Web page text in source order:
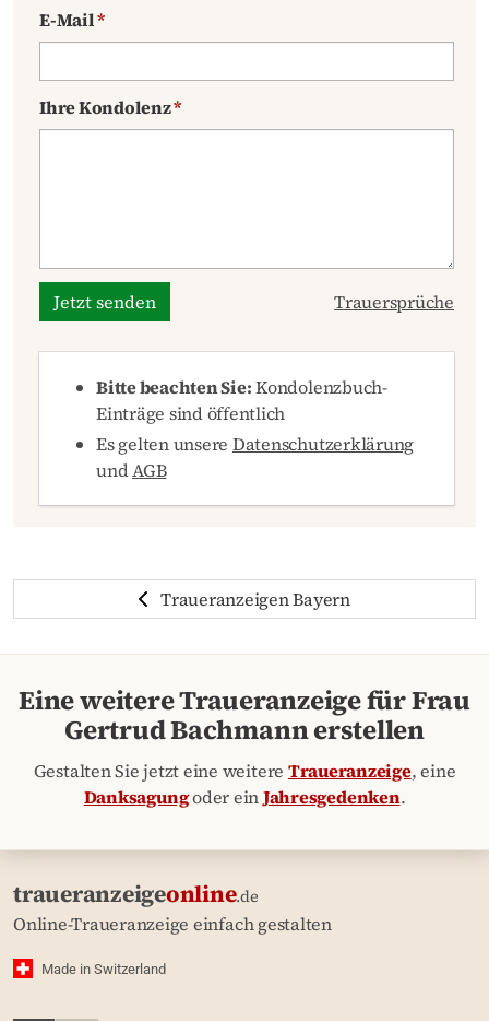
E-Mail*
Ihre Kondolenz*
Jetzt senden Trauersprüche
Bitte beachten Sie:Kondolenzbuch-
Einträge sind öffentlich
Es gelten unsere Datenschutzerklärung
undAGB
Traueranzeigen Bayern
Eine weitere Traueranzeige für Frau
Gertrud Bachmann erstellen
Gestalten Sie jetzt eine weitere Traueranzeige, eine
Danksagungoder einJahresgedenken.
traueranzeigeonline.de
Online-Traueranzeige einfach gestalten
Made in Switzerland